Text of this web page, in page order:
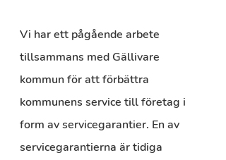
Vi har ett pågående arbete
tillsammans med Gällivare
kommun för att förbättra
kommunens service till företag i
form av servicegarantier. En av
servicegarantierna är tidiga